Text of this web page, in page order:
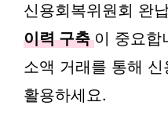
신용회복위원회 완
이력 구축 이 중요합
소액 거래를 통해
활용하세요.